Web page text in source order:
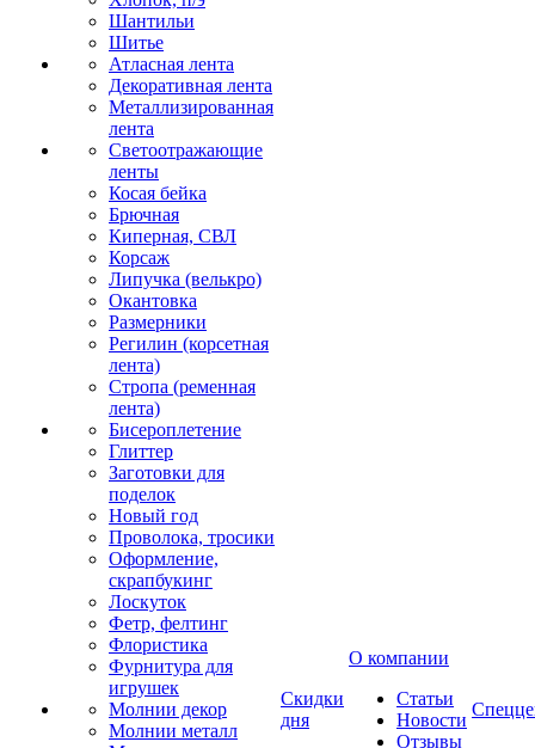
Шантильи
Шитье
Атласная лента
Декоративная лента
Металлизированная
лента
Светоотражающие
ленты
Косая бейка
Брючная
Киперная, СВЛ
Корсаж
Липучка (велькро)
Окантовка
Размерники
Регилин (корсетная
лента)
Стропа (ременная
лента)
Бисероплетение
Глиттер
Заготовки для
поделок
Новый год
Проволока, тросики
Оформление,
скрапбукинг
Лоскуток
Фетр, фелтинг
Флористика
Фурнитура для
игрушек
Молнии декор
Молнии металл
Скидки
дня
О компании
Статьи
Новости
Отзывы